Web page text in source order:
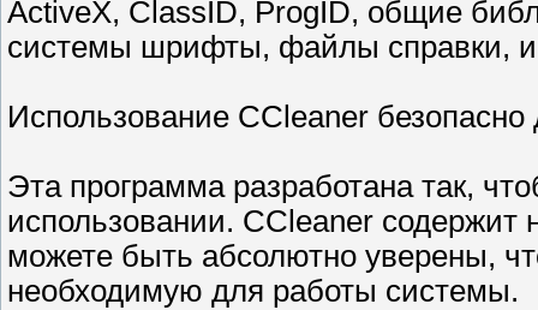
ActiveX, ClassID, ProgID, общие
системы шрифты, файлы справки,
Использование CCleaner
Эта программа разработана так,
использовании. CCleaner содержит
можете быть абсолютно уверены,
необходимую для работы системы.